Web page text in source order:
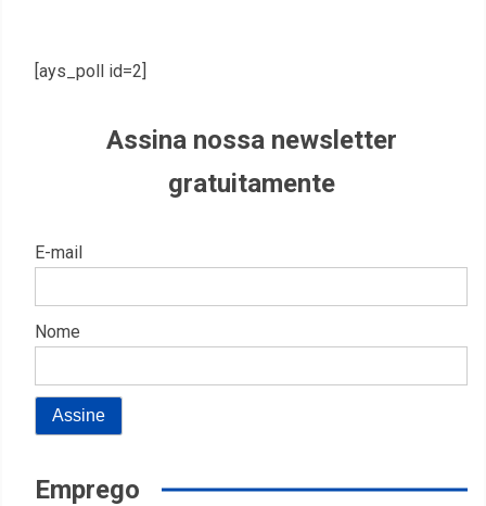
[ays_poll id=2]
Assina nossa newsletter
gratuitamente
E-mail
Nome
Emprego